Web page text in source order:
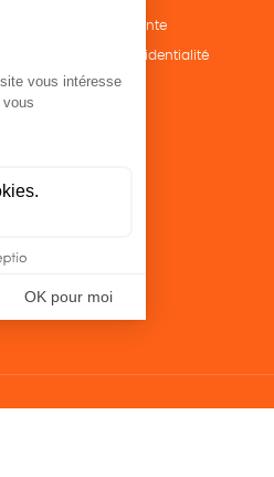
Conditions de vente
Politique de confidentialité
Mentions légales